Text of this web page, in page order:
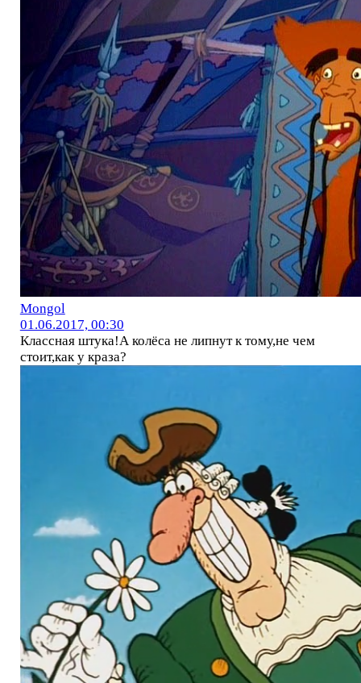
Mоngol
01.06.2017, 00:30
Классная штука!А колёса не липнут к тому,не чем
стоит,как у краза?